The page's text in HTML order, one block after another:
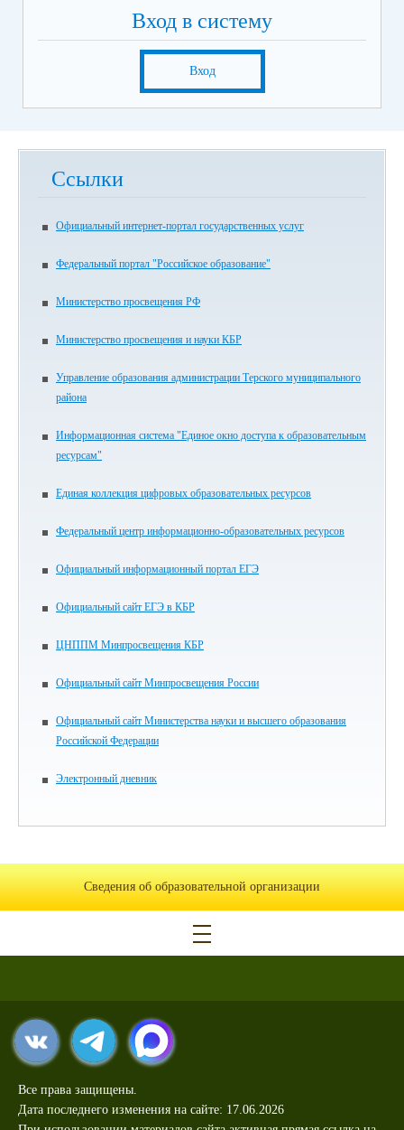
Вход в систему
Вход
Ссылки
Официальный интернет-портал государственных услуг
Федеральный портал "Российское образование"
Министерство просвещения РФ
Министерство просвещения и науки КБР
Управление образования администрации Терского муниципального
района
Информационная система "Единое окно доступа к образовательным
ресурсам"
Единая коллекция цифровых образовательных ресурсов
Федеральный центр информационно-образовательных ресурсов
Официальный информационный портал ЕГЭ
Официальный сайт ЕГЭ в КБР
ЦНППМ Минпросвещения КБР
Официальный сайт Минпросвещения России
Официальный сайт Министерства науки и высшего образования
Российской Федерации
Электронный дневник
Сведения об образовательной организации
Все права защищены.
Дата последнего изменения на сайте: 17.06.2026